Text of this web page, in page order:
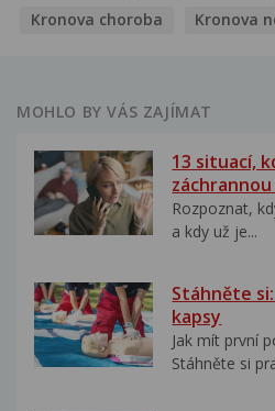
Kronova choroba
Kronova
MOHLO BY VÁS ZAJÍMAT
13 situací,
Rozpoznat,
a kdy už je...
Stáhněte
kapsy
Jak mít první
Stáhněte si